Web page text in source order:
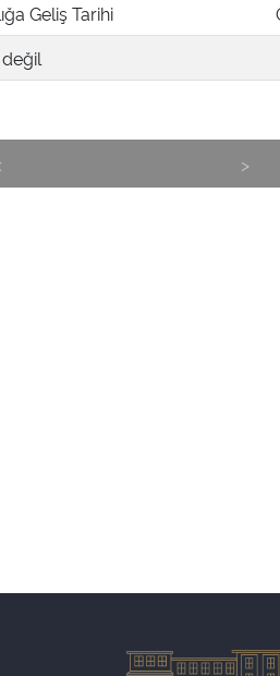
Geliş Tarihi
>